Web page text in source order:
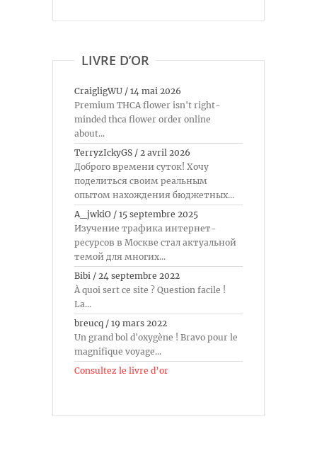
LIVRE D’OR
CraigligWU / 14 mai 2026
Premium THCA flower isn't right-
minded thca flower order online
about...
TerryzIckyGS / 2 avril 2026
Доброго времени суток! Хочу
поделиться своим реальным
опытом нахождения бюджетных...
A_jwkiO / 15 septembre 2025
Изучение трафика интернет-
ресурсов в Москве стал актуальной
темой для многих...
Bibi / 24 septembre 2022
À quoi sert ce site ? Question facile !
La...
breucq / 19 mars 2022
Un grand bol d'oxygène ! Bravo pour le
magnifique voyage...
Consultez le livre d’or